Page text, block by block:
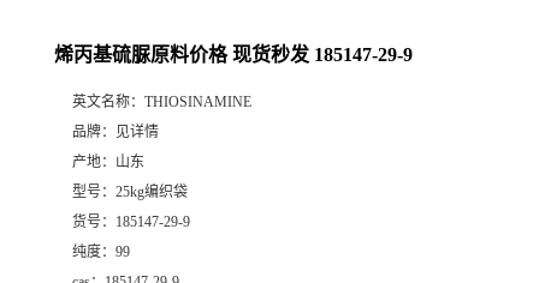
烯丙基硫脲原料价格 现货秒发 185147-29-9
英文名称： THIOSINAMINE
品牌：
见详情
产地： 山东
型号： 25kg编织袋
货号： 185147-29-9
纯度： 99